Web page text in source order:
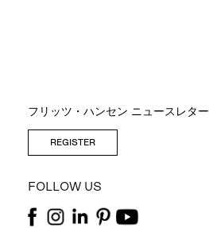
フリッツ・ハンセン ニュースレター
REGISTER
FOLLOW US